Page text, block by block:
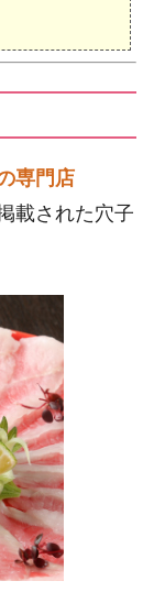
専門店
載された穴子